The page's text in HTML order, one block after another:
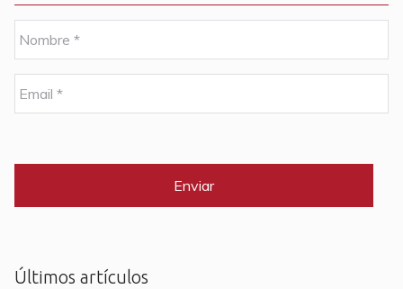
o
m
e
m
a
C
Últimos artículos